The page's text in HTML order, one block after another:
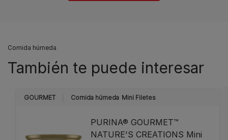
Comida húmeda
También te puede interesar
GOURMET Comida húmeda Mini Filetes
PURINA® GOURMET™
NATURE'S CREATIONS Mini